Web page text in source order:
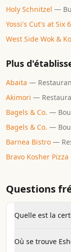
Holy Schnitzel —
Yossi's Cut's at Six
West Side Wok &
Plus
Abaita —
Akimori —
Bagels & Co. —
Bagels & Co. —
Barnea Bistro —
Bravo Kosher Pizza
Questions
Quelle est la
Où se trouve